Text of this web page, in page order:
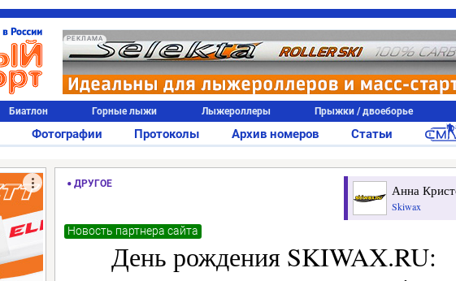
РЕКЛАМА
Биатлон Горные лыжи Лыжероллеры Прыжки / двоеборье
Фотографии Протоколы Архив номеров Статьи
ДРУГОЕ Анна
Skiwax
Новость партнера сайта
День рождения SKIWAX.RU: